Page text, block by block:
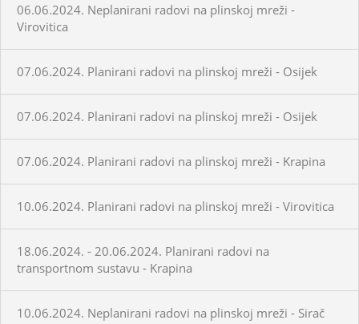
06.06.2024. Neplanirani radovi na plinskoj mreži -
Virovitica
07.06.2024. Planirani radovi na plinskoj mreži - Osijek
07.06.2024. Planirani radovi na plinskoj mreži - Osijek
07.06.2024. Planirani radovi na plinskoj mreži - Krapina
10.06.2024. Planirani radovi na plinskoj mreži - Virovitica
18.06.2024. - 20.06.2024. Planirani radovi na
transportnom sustavu - Krapina
10.06.2024. Neplanirani radovi na plinskoj mreži - Sirač